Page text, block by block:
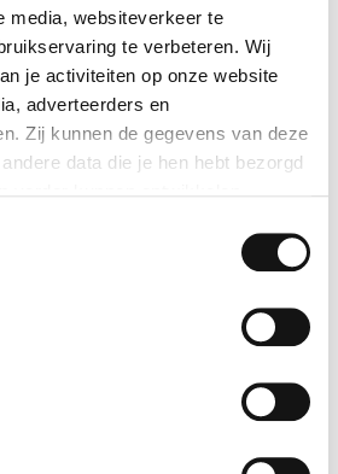
media, websiteverkeer te
te verbeteren. Wij
je activiteiten op onze website
adverteerders en
Zij kunnen de gegevens van deze
data die je hen hebt bezorgd
kunnen wij of onze partners onder
over je geografische locatie
en profielen identificeren om